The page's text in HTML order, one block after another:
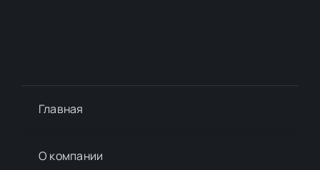
Главная
О компании